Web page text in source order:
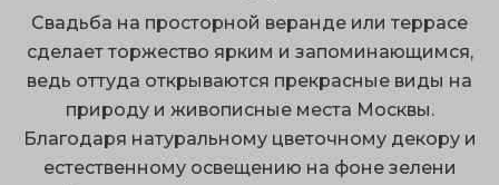
респектабельные интерьеры с безупречным
сервисом;
ухоженная территория;
размещение большого количества гостей;
множество локаций для фотосессий;
Свадьба на просторной веранде или террасе
сделает торжество ярким и запоминающимся,
ведь оттуда открываются прекрасные виды на
природу и живописные места Москвы.
Благодаря натуральному цветочному декору и
естественному освещению на фоне зелени